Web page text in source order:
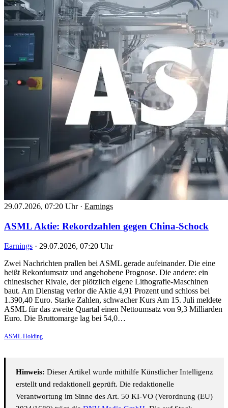
29.07.2026, 07:20 Uhr · Earnings
ASML Aktie: Rekordzahlen gegen China-Schock
Earnings · 29.07.2026, 07:20 Uhr
Zwei Nachrichten prallen bei ASML gerade aufeinander. Die eine
heißt Rekordumsatz und angehobene Prognose. Die andere: ein
chinesischer Rivale, der plötzlich eigene Lithografie-Maschinen
baut. Am Dienstag verlor die Aktie 4,91 Prozent und schloss bei
1.390,40 Euro. Starke Zahlen, schwacher Kurs Am 15. Juli meldete
ASML für das zweite Quartal einen Nettoumsatz von 9,3 Milliarden
Euro. Die Bruttomarge lag bei 54,0…
ASML Holding
Hinweis: Dieser Artikel wurde mithilfe Künstlicher Intelligenz
erstellt und redaktionell geprüft. Die redaktionelle
Verantwortung im Sinne des Art. 50 KI-VO (Verordnung (EU)